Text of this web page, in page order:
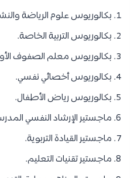
بكالوريوس علوم الرياضة
بكالوريوس التربية الخاصة.
بكالوريوس معلم الصفوف
بكالوريوس أخصائي نفسي.
بكالوريوس رياض الأطفال.
ماجستير الإرشاد النفسي
ماجستير القيادة التربوية.
ماجستير تقنيات التعليم.